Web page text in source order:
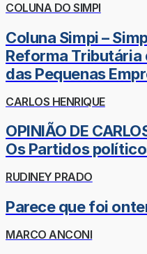
COLUNA DO SIMPI
Coluna Simpi –
Reforma Tributária
das Pequenas
CARLOS HENRIQUE
OPINIÃO DE
Os Partidos
RUDINEY PRADO
Parece que foi
MARCO ANCONI